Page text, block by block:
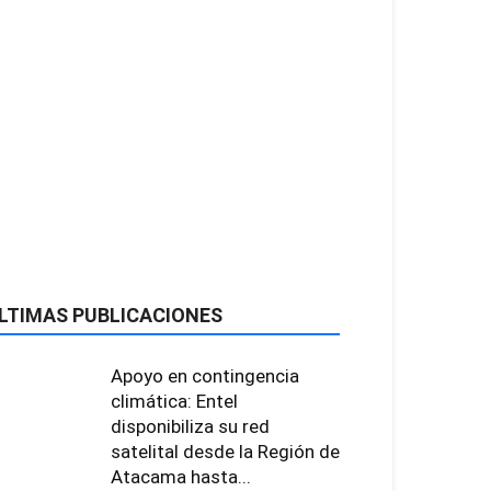
PUBLICACIONES
Apoyo en contingencia
climática: Entel
disponibiliza su red
satelital desde la Región de
Atacama hasta...